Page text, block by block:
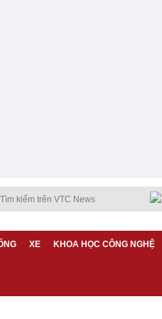
XE KHOA HỌC CÔNG NGHỆ